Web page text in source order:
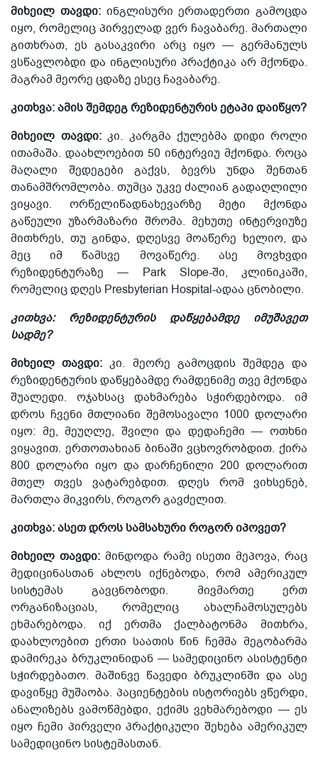
მიხეილ თავდი:ინგლისური ერთადერთი გამოცდა
იყო, რომელიც პირველად ვერ ჩავაბარე. მართალი
გითხრათ, ეს გასაკვირი არც იყო — გერმანულს
ვსწავლობდი და ინგლისური პრაქტიკა არ მქონდა.
მაგრამ მეორე ცდაზე ესეც ჩავაბარე.
კითხვა: ამის შემდეგ რეზიდენტურის ეტაპი დაიწყო?
მიხეილ თავდი:კი. კარგმა ქულებმა დიდი როლი
ითამაშა. დაახლოებით 50 ინტერვიუ მქონდა. როცა
მაღალი შედეგები გაქვს, ბევრს
უნდა შენთან
თანამშრომლობა. თუმცა უკვე ძალიან გადაღლილი
ვიყავი. ორწელიწადნახევარზე მეტი მქონდა
გაწეული უზარმაზარი შრომა. მეხუთე ინტერვიუზე
მითხრეს, თუ გინდა, დღესვე მოაწერე ხელიო, და
მეც იმ წამსვე მოვაწერე. ასე მოვხვდი
რეზიდენტურაზე — Park Slope-ში, კლინიკაში,
რომელიც დღეს Presbyterian Hospital-ადაა ცნობილი.
კითხვა: რეზიდენტურის დაწყებამდე იმუშავეთ
სადმე?
მიხეილ თავდი: კი. მეორე გამოცდის შემდეგ და
რეზიდენტურის დაწყებამდე რამდენიმე თვე მქონდა
შუალედი. ოჯახსაც დახმარება სჭირდებოდა. იმ
დროს ჩვენი მთლიანი შემოსავალი 1000 დოლარი
იყო: მე, მეუღლე, შვილი და დედაჩემი — ოთხნი
ვიყავით. ერთოთახიან ბინაში ვცხოვრობდით. ქირა
800 დოლარი იყო და დარჩენილი 200 დოლარით
მთელ თვეს ვატარებდით. დღეს რომ ვიხსენებ,
მართლა მიკვირს, როგორ გავძელით.
კითხვა: ასეთ დროს სამსახური როგორ იპოვეთ?
მიხეილ თავდი:მინდოდა რამე ისეთი მეპოვა, რაც
მედიცინასთან ახლოს იქნებოდა, რომ ამერიკულ
სისტემას გავცნობოდი. მივმართე ერთ
ორგანიზაციას, რომელიც ახალჩამოსულებს
ეხმარებოდა. იქ ერთმა ქალბატონმა მითხრა,
დაახლოებით ერთი საათის წინ ჩემმა მეგობარმა
დამირეკა ბრუკლინიდან — სამედიცინო ასისტენტი
სჭირდებათო. მაშინვე წავედი ბრუკლინში და ასე
დავიწყე მუშაობა. პაციენტების ისტორიებს ვწერდი,
ანალიზებს ვამოწმებდი, ექიმს ვეხმარებოდი — ეს
იყო ჩემი პირველი პრაქტიკული შეხება ამერიკულ
სამედიცინო სისტემასთან.